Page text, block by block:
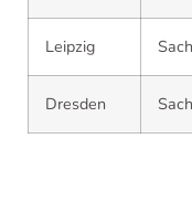
Leipzig
Dresden